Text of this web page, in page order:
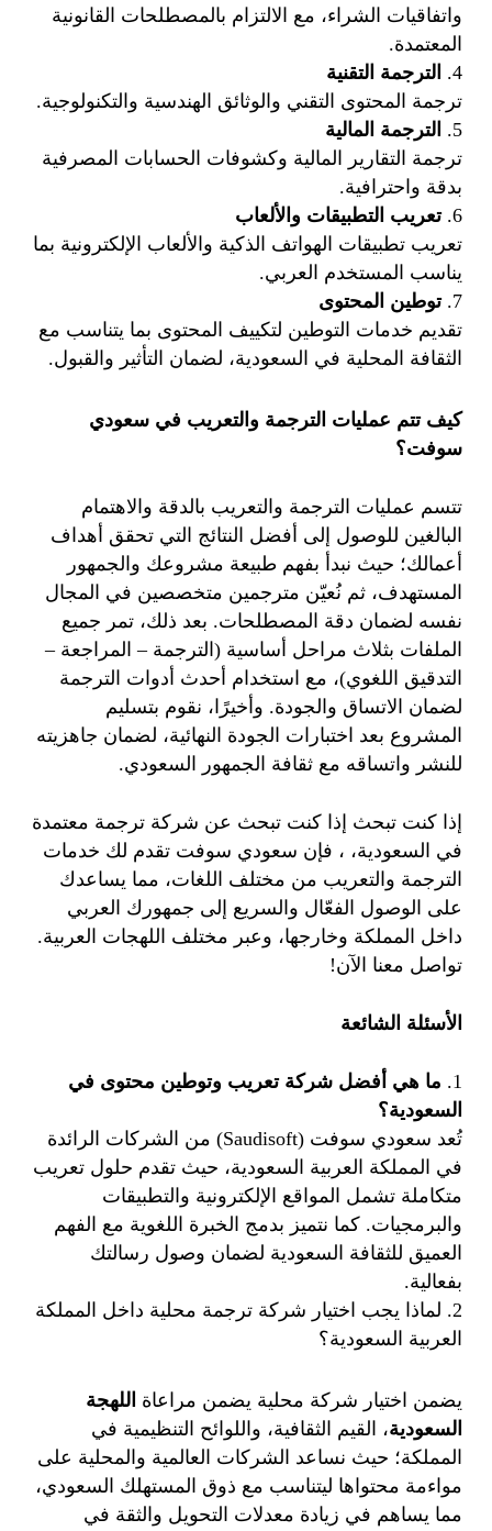
واتفاقيات الشراء، مع الالتزام بالمصطلحات القانونية
المعتمدة.
الترجمة التقنية
ترجمة المحتوى التقني والوثائق الهندسية والتكنولوجية.
الترجمة المالية
ترجمة التقارير المالية وكشوفات الحسابات المصرفية
بدقة واحترافية.
تعريب التطبيقات والألعاب
تعريب تطبيقات الهواتف الذكية والألعاب الإلكترونية بما
يناسب المستخدم العربي.
توطين المحتوى
تقديم خدمات التوطين لتكييف المحتوى بما يتناسب مع
الثقافة المحلية في السعودية، لضمان التأثير والقبول.
كيف تتم عمليات الترجمة والتعريب في سعودي
سوفت؟
تتسم عمليات الترجمة والتعريب بالدقة والاهتمام
البالغين للوصول إلى أفضل النتائج التي تحقق أهداف
أعمالك؛ حيث نبدأ بفهم طبيعة مشروعك والجمهور
المستهدف، ثم نُعيّن مترجمين متخصصين في المجال
نفسه لضمان دقة المصطلحات. بعد ذلك، تمر جميع
الملفات بثلاث مراحل أساسية (الترجمة – المراجعة –
التدقيق اللغوي)، مع استخدام أحدث أدوات الترجمة
لضمان الاتساق والجودة. وأخيرًا، نقوم بتسليم
المشروع بعد اختبارات الجودة النهائية، لضمان جاهزيته
للنشر واتساقه مع ثقافة الجمهور السعودي.
إذا كنت تبحث إذا كنت تبحث عن شركة ترجمة معتمدة
في السعودية، ، فإن سعودي سوفت تقدم لك خدمات
الترجمة والتعريب من مختلف اللغات، مما يساعدك
على الوصول الفعّال والسريع إلى جمهورك العربي
داخل المملكة وخارجها، وعبر مختلف اللهجات العربية.
تواصل معنا الآن!
الأسئلة الشائعة
ما هي أفضل شركة تعريب وتوطين محتوى في
السعودية؟
تُعد سعودي سوفت (Saudisoft) من الشركات الرائدة
في المملكة العربية السعودية، حيث تقدم حلول تعريب
متكاملة تشمل المواقع الإلكترونية والتطبيقات
والبرمجيات. كما نتميز بدمج الخبرة اللغوية مع الفهم
العميق للثقافة السعودية لضمان وصول رسالتك
بفعالية.
لماذا يجب اختيار شركة ترجمة محلية داخل المملكة
العربية السعودية؟
يضمن اختيار شركة محلية يضمن مراعاة اللهجة
السعودية، القيم الثقافية، واللوائح التنظيمية في
المملكة؛ حيث نساعد الشركات العالمية والمحلية على
مواءمة محتواها ليتناسب مع ذوق المستهلك السعودي،
مما يساهم في زيادة معدلات التحويل والثقة في